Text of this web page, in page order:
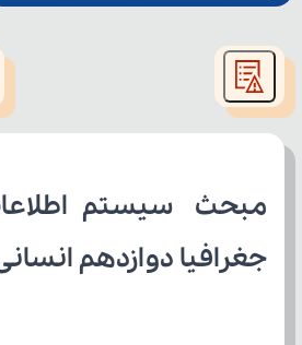
modal
window.
loaded, either because the server
the format is not supported.
جغرافیا دوازدهم